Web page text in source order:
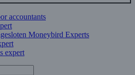
accountants
Moneybird Experts
expert